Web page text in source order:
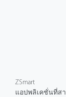
ZSmart
แอปพลิเคชั่นที่ส